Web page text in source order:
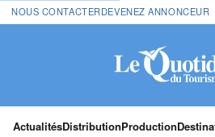
NOUS CONTACTERDEVENEZ ANNONCEUR
ActualitésDistributionProduction